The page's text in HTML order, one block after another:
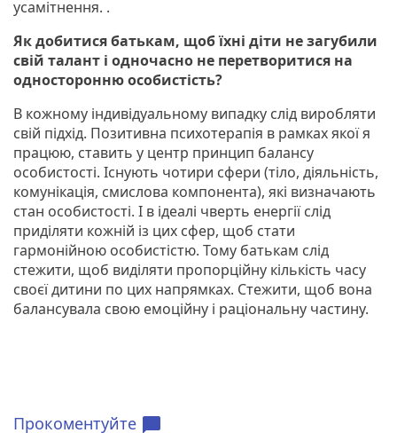
усамітнення. .
Як добитися батькам, щоб їхні діти не загубили
свій талант і одночасно не перетворитися на
односторонню особистість?
В кожному індивідуальному випадку слід виробляти
свій підхід. Позитивна психотерапія в рамках якої я
працюю, ставить у центр принцип балансу
особистості. Існують чотири сфери (тіло, діяльність,
комунікація, смислова компонента), які визначають
стан особистості. І в ідеалі чверть енергії слід
приділяти кожній із цих сфер, щоб стати
гармонійною особистістю. Тому батькам слід
стежити, щоб виділяти пропорційну кількість часу
своєї дитини по цих напрямках. Стежити, щоб вона
балансувала свою емоційну і раціональну частину.
Прокоментуйте chat_bubble